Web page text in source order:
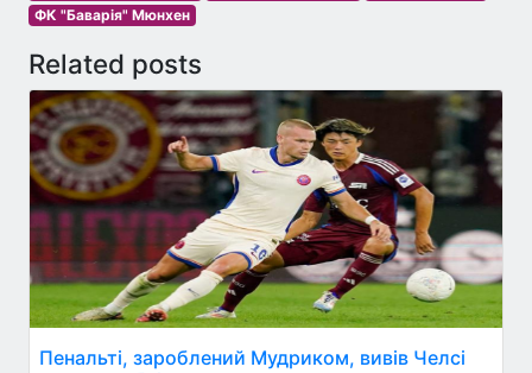
ФК "Баварія" Мюнхен
Related posts
Пенальті, зароблений Мудриком, вивів Челсі